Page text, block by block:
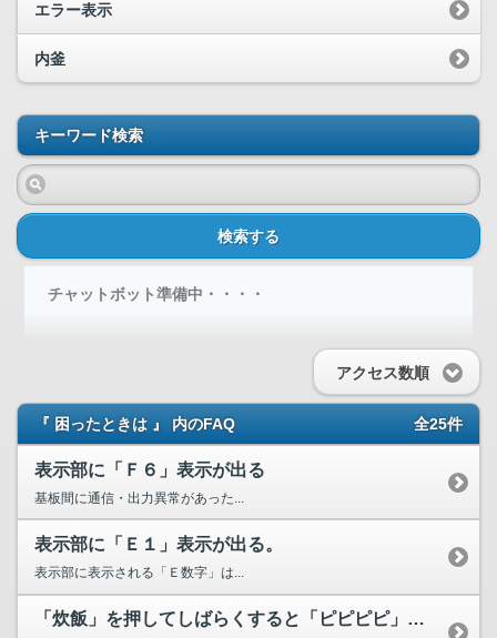
エラー表示
内釜
キーワード検索
検索する
チャットボット準備中・・・・
アクセス数順
『 困ったときは 』 内のFAQ 全25件
表示部に「Ｆ６」表示が出る
基板間に通信・出力異常があった...
表示部に「Ｅ１」表示が出る。
表示部に表示される「Ｅ数字」は...
「炊飯」を押してしばらくすると「ピピピピ」音が鳴る